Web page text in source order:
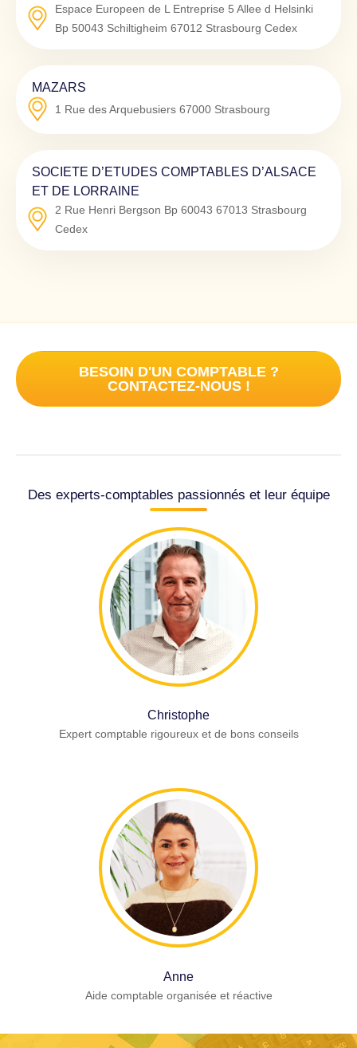
Espace Europeen de L Entreprise 5 Allee d Helsinki
Bp 50043 Schiltigheim 67012 Strasbourg Cedex
MAZARS
1 Rue des Arquebusiers 67000 Strasbourg
SOCIETE D’ETUDES COMPTABLES D’ALSACE
ET DE LORRAINE
2 Rue Henri Bergson Bp 60043 67013 Strasbourg
Cedex
BESOIN D'UN COMPTABLE ?
CONTACTEZ-NOUS !
Des experts-comptables passionnés et leur équipe
Christophe
Expert comptable rigoureux et de bons conseils
Anne
Aide comptable organisée et réactive